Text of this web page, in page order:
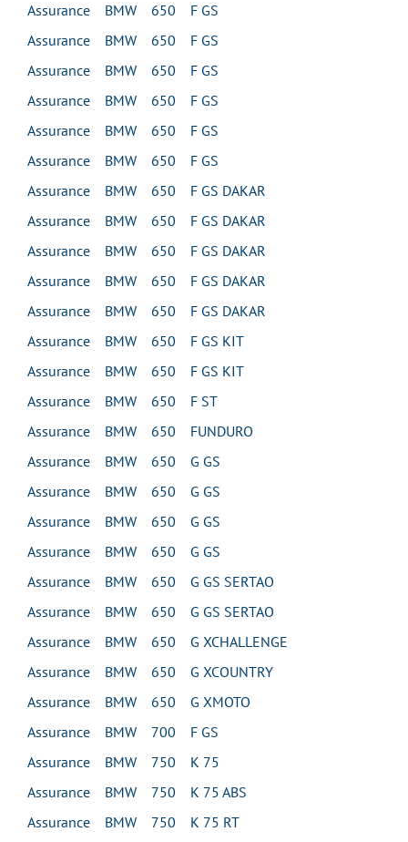
Assurance BMW 650 F GS
Assurance BMW 650 F GS
Assurance BMW 650 F GS
Assurance BMW 650 F GS
Assurance BMW 650 F GS
Assurance BMW 650 F GS
Assurance BMW 650 F GS DAKAR
Assurance BMW 650 F GS DAKAR
Assurance BMW 650 F GS DAKAR
Assurance BMW 650 F GS DAKAR
Assurance BMW 650 F GS DAKAR
Assurance BMW 650 F GS KIT
Assurance BMW 650 F GS KIT
Assurance BMW 650 F ST
Assurance BMW 650 FUNDURO
Assurance BMW 650 G GS
Assurance BMW 650 G GS
Assurance BMW 650 G GS
Assurance BMW 650 G GS
Assurance BMW 650 G GS SERTAO
Assurance BMW 650 G GS SERTAO
Assurance BMW 650 G XCHALLENGE
Assurance BMW 650 G XCOUNTRY
Assurance BMW 650 G XMOTO
Assurance BMW 700 F GS
Assurance BMW 750 K 75
Assurance BMW 750 K 75 ABS
Assurance BMW 750 K 75 RT